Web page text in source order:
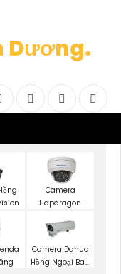
Dương.
FacebookTwitter Instagram
Camera
Hdparagon
Camera Dahua
Hồng Ngoại Ban